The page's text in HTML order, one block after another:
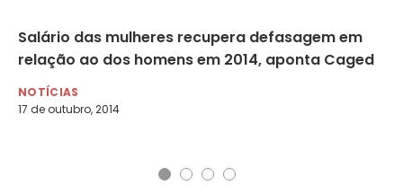
Salário das mulheres recupera defasagem em
relação ao dos homens em 2014, aponta Caged
NOTÍCIAS
17 de outubro, 2014